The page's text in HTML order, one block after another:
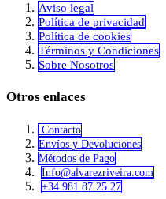
Aviso legal
Política de privacidad
​Política de cookies
Términos y Condiciones
Sobre Nosotros
Otros enlaces
Contacto
Envíos y Devoluciones
Métodos de Pago
Info@alvar​​ezriveira.com
+34 981 87 25 27